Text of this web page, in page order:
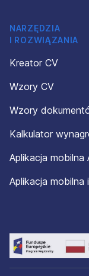
NARZĘDZIA
I ROZWIĄZANIA
Kreator CV
Wzory CV
Wzory
Kalkulator
Aplikacja mobilna
Aplikacja mobilna